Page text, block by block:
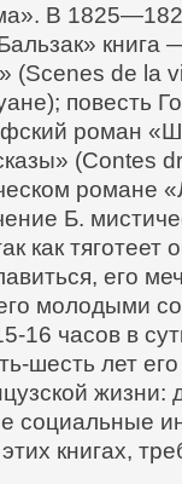
В
(Scenes de la
повесть
роман
(Contes
романе
Б.
как
его
молодыми
16 часов в
шесть лет
жизни:
социальные
книгах,